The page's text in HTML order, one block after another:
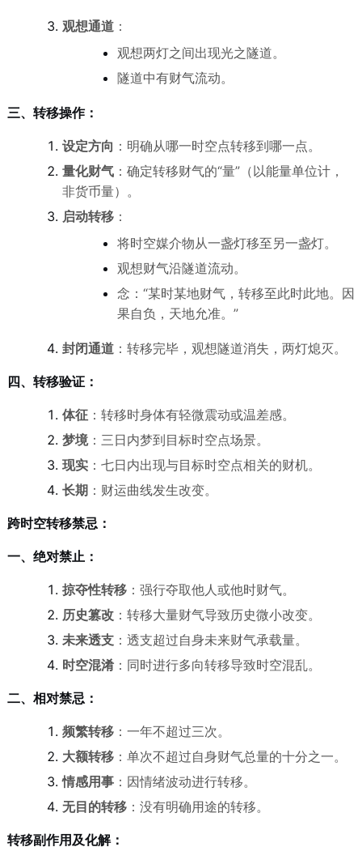
观想通道：
观想两灯之间出现光之隧道。
隧道中有财气流动。
三、转移操作：
设定方向 ：明确从哪一时空点转移到哪一点。
量化财气：确定转移财气的“量”（以能量单位计，
非货币量）。
启动转移：
将时空媒介物从一盏灯移至另一盏灯。
观想财气沿隧道流动。
念：“某时某地财气，转移至此时此地。因
果自负，天地允准。”
封闭通道：转移完毕，观想隧道消失，两灯熄灭。
四、转移验证：
体征：转移时身体有轻微震动或温差感。
梦境：三日内梦到目标时空点场景。
现实：七日内出现与目标时空点相关的财机。
长期 ：财运曲线发生改变。
跨时空转移禁忌：
一、绝对禁止：
掠夺性转移：强行夺取他人或他时财气。
历史篡改：转移大量财气导致历史微小改变。
未来透支：透支超过自身未来财气承载量。
时空混淆：同时进行多向转移导致时空混乱。
二、相对禁忌：
频繁转移：一年不超过三次。
大额转移：单次不超过自身财气总量的十分之一。
情感用事：因情绪波动进行转移。
无目的转移：没有明确用途的转移。
转移副作用及化解：